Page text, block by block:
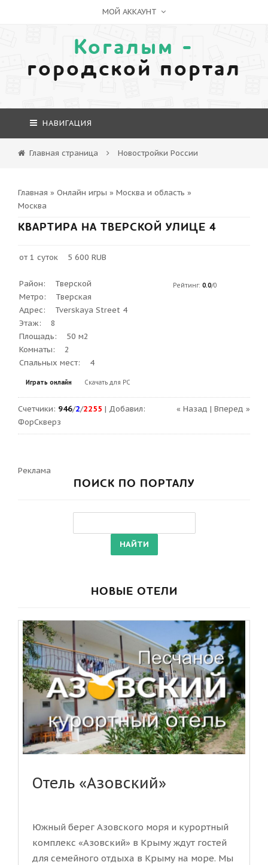
МОЙ АККАУНТ
Когалым -
городской портал
НАВИГАЦИЯ
Главная страница Новостройки России
Главная » Онлайн игры » Москва и область »
Москва
КВАРТИРА НА ТВЕРСКОЙ УЛИЦЕ 4
от 1 суток 5 600 RUB
Район: Тверской
Метро: Тверская
Адрес: Tverskaya Street 4
Этаж: 8
Площадь: 50 м2
Комнаты: 2
Спальных мест: 4
Играть онлайн Скачать для PC
Рейтинг: 0.0/0
« Назад | Вперед »
Счетчики: 946/2/2255 | Добавил:
ФорСкверз
Реклама
ПОИСК ПО ПОРТАЛУ
НОВЫЕ ОТЕЛИ
Отель «Азовский»
Южный берег Азовского моря и курортный
комплекс «Азовский» в Крыму ждут гостей
для семейного отдыха в Крыму на море. Мы